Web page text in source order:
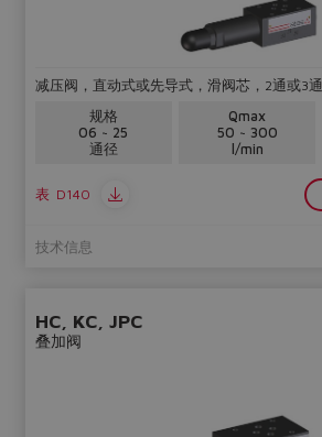
减压阀，直动式或先导式，滑阀芯，2通或3通
规格
06 ~ 25
通径
Qmax
50 ~ 300
l/min
表 D140
技术信息
HC, KC, JPC
叠加阀